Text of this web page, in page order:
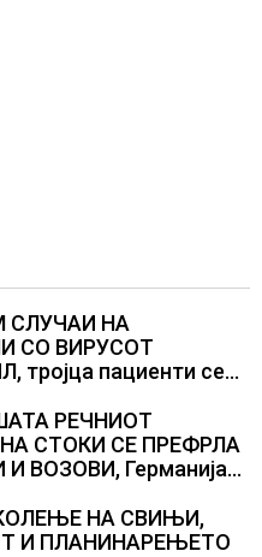
СЛУЧАИ НА
СО ВИРУСОТ
тројца пациенти се
РЕЧНИОТ
СТОКИ СЕ ПРЕФРЛА
ВОЗОВИ, Германија
возат и во недела
НА СВИЊИ,
И ПЛАНИНАРЕЊЕТО